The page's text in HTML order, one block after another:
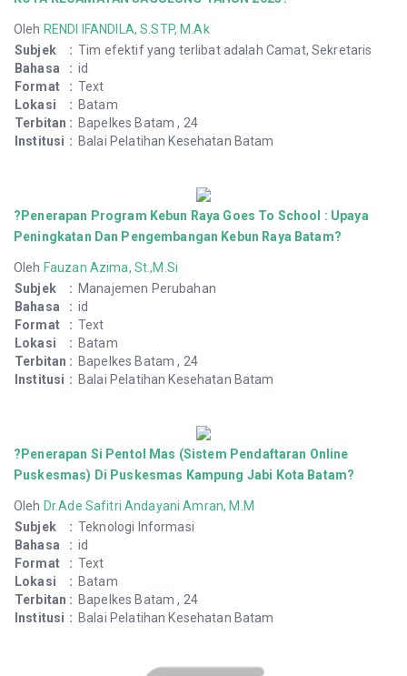
Oleh RENDI IFANDILA, S.STP, M.Ak
Subjek
: Tim efektif yang terlibat adalah Camat, Sekretaris
Bahasa
: id
Format
: Text
Lokasi
: Batam
Terbitan : Bapelkes Batam , 24
Institusi : Balai Pelatihan Kesehatan Batam
?Penerapan Program Kebun Raya Goes To School : Upaya
Peningkatan Dan Pengembangan Kebun Raya Batam?
Oleh Fauzan Azima, St.,M.Si
Subjek
: Manajemen Perubahan
Bahasa
: id
Format
: Text
Lokasi
: Batam
Terbitan : Bapelkes Batam , 24
Institusi : Balai Pelatihan Kesehatan Batam
?Penerapan Si Pentol Mas (Sistem Pendaftaran Online
Puskesmas) Di Puskesmas Kampung Jabi Kota Batam?
Oleh Dr.Ade Safitri Andayani Amran, M.M
Subjek
: Teknologi Informasi
Bahasa
: id
Format
: Text
Lokasi
: Batam
Terbitan : Bapelkes Batam , 24
Institusi : Balai Pelatihan Kesehatan Batam